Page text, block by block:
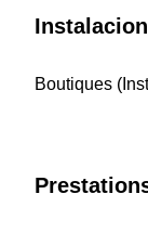
Boutiques